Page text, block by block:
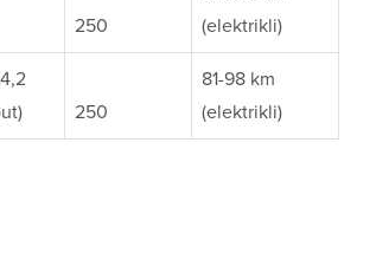
250
(elektrikli)
250
81-98 km
(elektrikli)